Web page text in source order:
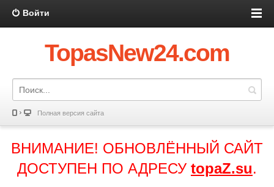
Войти
TopasNew24.com
Полная версия сайта
ВНИМАНИЕ! ОБНОВЛЁННЫЙ САЙТ
ДОСТУПЕН ПО АДРЕСУ topaZ.su.